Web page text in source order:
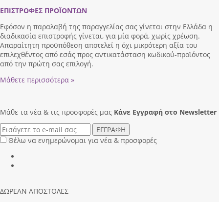
ΕΠΙΣΤΡΟΦΕΣ ΠΡΟΪΟΝΤΩΝ
Εφόσον η παραλαβή της παραγγελίας σας γίνεται στην Ελλάδα η
διαδικασία επιστροφής γίνεται, για μία φορά, χωρίς χρέωση.
Απαραίτητη προϋπόθεση αποτελεί η όχι μικρότερη αξία του
επιλεχθέντος από εσάς προς αντικατάσταση κωδικού-προϊόντος
από την πρώτη σας επιλογή.
Μάθετε περισσότερα »
Μάθε τα νέα & τις προσφορές μας Κάνε Eγγραφή στο Newsletter
ΕΓΓΡΑΦΗ
Θέλω να ενημερώνομαι για νέα & προσφορές
ΔΩΡΕΑΝ ΑΠΟΣΤΟΛΕΣ